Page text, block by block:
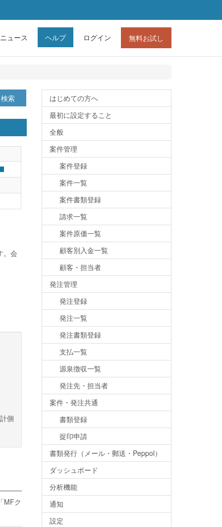
ニュース ヘルプ ログイン 無料お試し
検索
。会
側
MFク
はじめての方へ
最初に設定すること
全般
案件管理
案件登録
案件一覧
案件書類登録
請求一覧
案件原価一覧
顧客別入金一覧
顧客・担当者
発注管理
発注登録
発注一覧
発注書類登録
支払一覧
源泉徴収一覧
発注先・担当者
案件・発注共通
書類登録
捉印申請
書類発行（メール・郵送・Peppol）
ダッシュボード
分析機能
通知
設定